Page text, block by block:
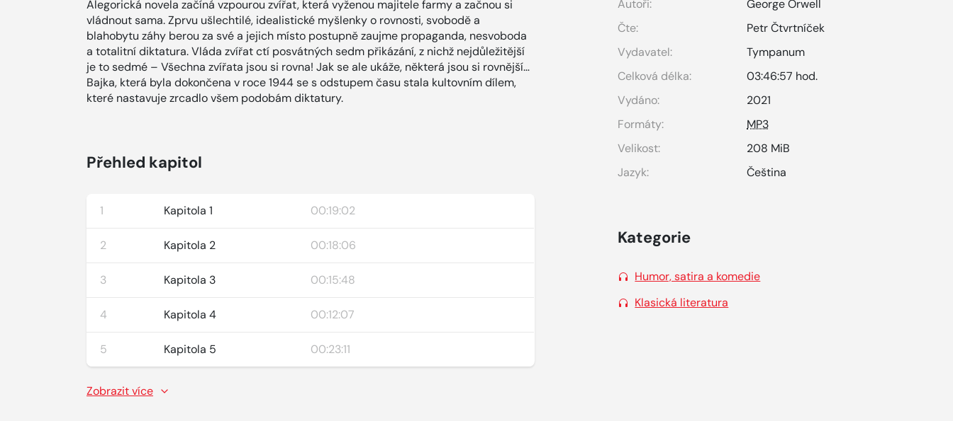
Alegorická novela začíná vzpourou zvířat, která vyženou majitele farmy a začnou si
vládnout sama. Zprvu ušlechtilé, idealistické myšlenky o rovnosti, svobodě a
blahobytu záhy berou za své a jejich místo postupně zaujme propaganda, nesvoboda
a totalitní diktatura. Vláda zvířat ctí posvátných sedm přikázání, z nichž nejdůležitější
je to sedmé – Všechna zvířata jsou si rovna! Jak se ale ukáže, některá jsou si rovnější…
Bajka, která byla dokončena v roce 1944 se s odstupem času stala kultovním dílem,
které nastavuje zrcadlo všem podobám diktatury.
Přehled kapitol
1 Kapitola 1 00:19:02
2 Kapitola 2 00:18:06
3 Kapitola 3 00:15:48
4 Kapitola 4 00:12:07
5 Kapitola 5 00:23:11
Zobrazit více
Autoři:
George Orwell
Čte:
Petr Čtvrtníček
Vydavatel:
Tympanum
Celková délka:
03:46:57 hod.
Vydáno:
2021
Formáty:
MP3
Velikost:
208 MiB
Jazyk:
Čeština
Kategorie
Humor, satira a komedie
Klasická literatura